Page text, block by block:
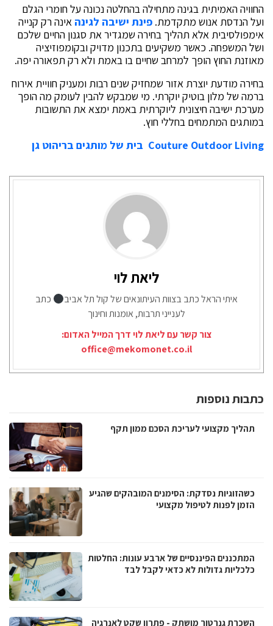
החוויה האמיתית בגינה מתחילה בהחלטה נכונה על חומרי הגלם
ועל הנדסת אנוש מתקדמת. פינת ישיבה לגינה אינה רק קנייה
אימפולסיבית אלא תהליך בחירה שמגדיר את סגנון החיים שלכם
ושל המשפחה. כאשר משקיעים בתכנון מדויק ובקומפוזיציה
מאוזנת החוץ הופך למרחב שחיים בו באמת ולא רק תפאורה יפה.
בחירה מודעת יוצרת אזור שמחזיק שנים רבות ומעניק חוויית אירוח
ברמה של מלון בוטיק יוקרתי. מי שמבקש להבין לעומק מה הופך
מערכת ישיבה חיצונית ליוקרתית באמת ימצא את התשובות
במותגים המתמחים בחללי חוץ.
Couture Outdoor Living בית של מותגים בריהוט גן
ליאת לוי
איתי הראל כתב בצוות העיתונאים של קול תל אביב
כתב
לענייני תרבות, אומנות וחינוך
צור קשר עם ליאת לוי דרך המייל האדום:
office@mekomonet.co.il
כתבות נוספות
תהליך מקצועי לעריכת הסכם ממון תקף
כשהזוגיות נסדקת: הסימנים המובהקים שהגיע
הזמן לפנות לטיפול מקצועי
המתכננים הפיננסיים של ארבע עונות: החלטות
כלכליות גדולות לא כדאי לקבל לבד
השכרת גנרטור מושתק - פתרון שקט לאנרגיה